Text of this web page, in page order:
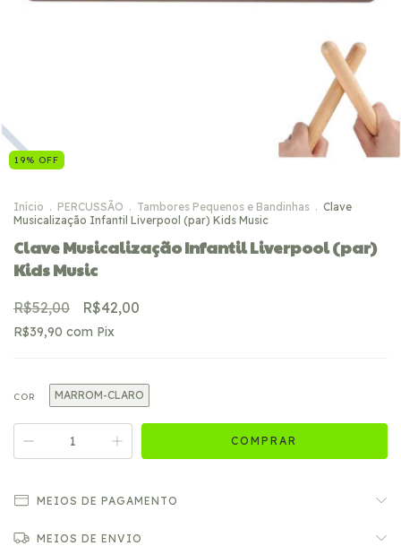
19% OFF
Início . PERCUSSÃO . Tambores Pequenos e Bandinhas . Clave
Musicalização Infantil Liverpool (par) Kids Music
Clave Musicalização Infantil Liverpool (par)
Kids Music
R$52,00 R$42,00
R$39,90 com Pix
COR MARROM-CLARO
MEIOS DE PAGAMENTO
MEIOS DE ENVIO